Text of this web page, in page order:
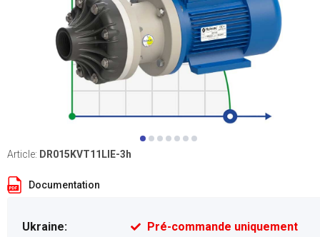
Article: DR015KVT11LIE-3h
Documentation
Ukraine:
Pré-commande uniquement